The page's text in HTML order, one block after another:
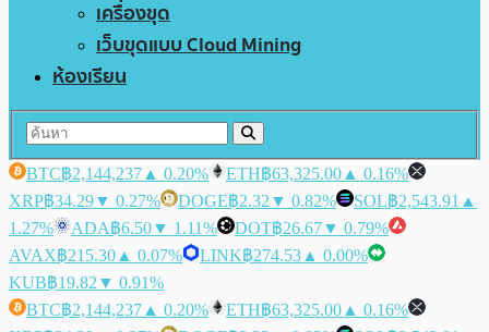
เครื่องขุด
เว็บขุดแบบ Cloud Mining
ห้องเรียน
BTC฿2,144,237 ▲ 0.20% ETH฿63,325.00 ▲ 0.16%
XRP฿34.29▼ 0.27% DOGE฿2.32 ▼ 0.82% SOL฿2,543.91 ▲
1.27%
ADA฿6.50▼ 1.11% DOT฿26.67▼ 0.79%
AVAX฿215.30 ▲ 0.07% LINK฿274.53 ▲ 0.00%
KUB฿19.82 ▼ 0.91%
BTC฿2,144,237 ▲ 0.20% ETH฿63,325.00 ▲ 0.16%